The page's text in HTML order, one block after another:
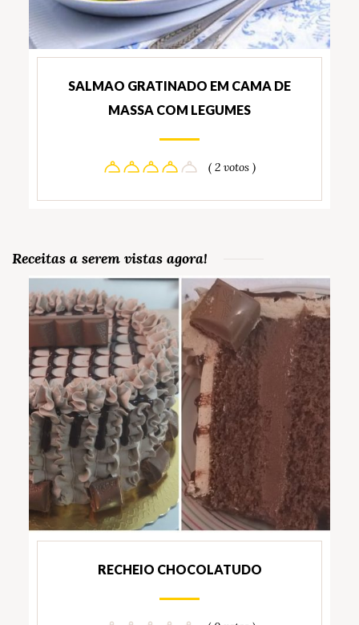
SALMAO GRATINADO EM CAMA DE
MASSA COM LEGUMES
( 2 votos )
Receitas a serem vistas agora!
RECHEIO CHOCOLATUDO